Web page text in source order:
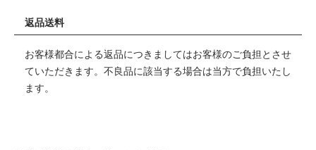
返品送料
お客様都合による返品につきましてはお客様のご負担とさせ
ていただきます。不良品に該当する場合は当方で負担いたし
ます。